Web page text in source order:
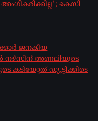
കെസി
ജനകീയ
നഴ്സിന് അണലിയുടെ
കടിയേറ്റത് ഡ്യൂട്ടിക്കിടെ